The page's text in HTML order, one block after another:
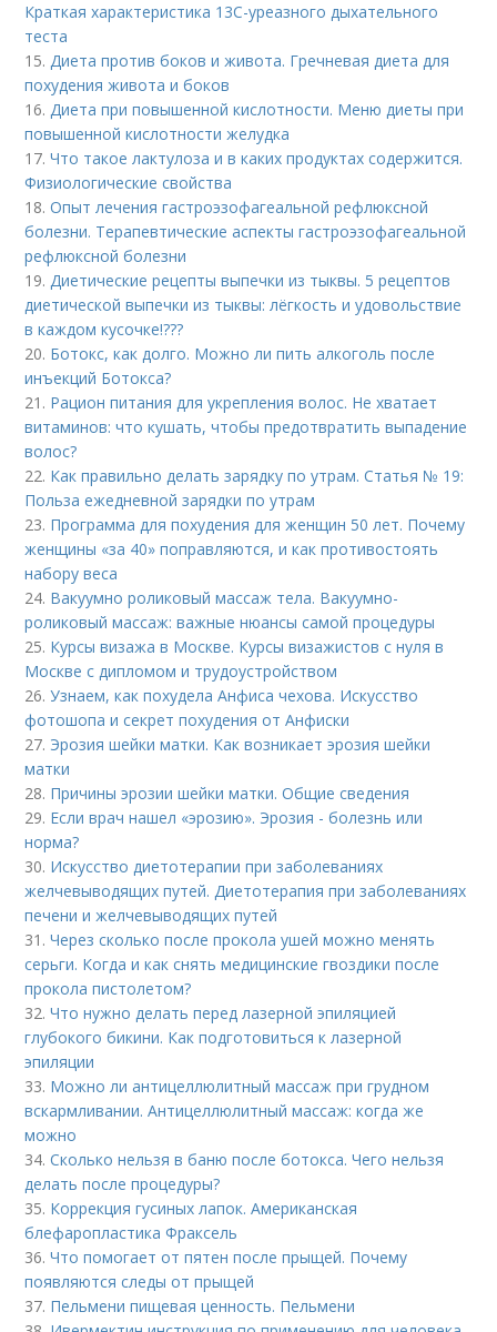
Краткая характеристика 13С-уреазного дыхательного
теста
15.Диета против боков и живота. Гречневая диета для
похудения живота и боков
16.Диета при повышенной кислотности. Меню диеты при
повышенной кислотности желудка
17.Что такое лактулоза и в каких продуктах содержится.
Физиологические свойства
18.Опыт лечения гастроэзофагеальной рефлюксной
болезни. Терапевтические аспекты гастроэзофагеальной
рефлюксной болезни
19.Диетические рецепты выпечки из тыквы. 5 рецептов
диетической выпечки из тыквы: лёгкость и удовольствие
в каждом кусочке!???
20. Ботокс, как долго. Можно ли пить алкоголь после
инъекций Ботокса?
21. Рацион питания для укрепления волос. Не хватает
витаминов: что кушать, чтобы предотвратить выпадение
волос?
22. Как правильно делать зарядку по утрам. Статья № 19:
Польза ежедневной зарядки по утрам
23. Программа для похудения для женщин 50 лет. Почему
женщины «за 40» поправляются, и как противостоять
набору веса
24. Вакуумно роликовый массаж тела. Вакуумно-
роликовый массаж: важные нюансы самой процедуры
25. Курсы визажа в Москве. Курсы визажистов с нуля в
Москве с дипломом и трудоустройством
26.Узнаем, как похудела Анфиса чехова. Искусство
фотошопа и секрет похудения от Анфиски
27. Эрозия шейки матки. Как возникает эрозия шейки
матки
28. Причины эрозии шейки матки. Общие сведения
29. Если врач нашел «эрозию». Эрозия - болезнь или
норма?
30. Искусство диетотерапии при заболеваниях
желчевыводящих путей. Диетотерапия при заболеваниях
печени и желчевыводящих путей
31.Через сколько после прокола ушей можно менять
серьги. Когда и как снять медицинские гвоздики после
прокола пистолетом?
32.Что нужно делать перед лазерной эпиляцией
глубокого бикини. Как подготовиться к лазерной
эпиляции
33. Можно ли антицеллюлитный массаж при грудном
вскармливании. Антицеллюлитный массаж: когда же
можно
34.Сколько нельзя в баню после ботокса. Чего нельзя
делать после процедуры?
35. Коррекция гусиных лапок. Американская
блефаропластика Фраксель
36.Что помогает от пятен после прыщей. Почему
появляются следы от прыщей
37. Пельмени пищевая ценность. Пельмени